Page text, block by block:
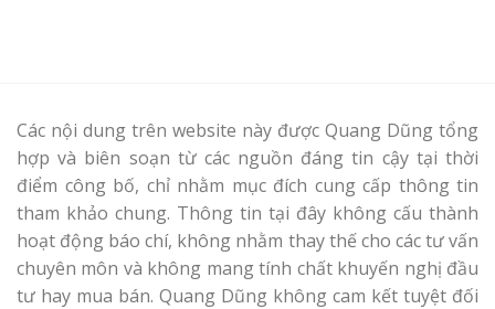
Các nội dung trên website này được Quang Dũng tổng
hợp và biên soạn từ các nguồn đáng tin cậy tại thời
điểm công bố, chỉ nhằm mục đích cung cấp thông tin
tham khảo chung. Thông tin tại đây không cấu thành
hoạt động báo chí, không nhằm thay thế cho các tư vấn
chuyên môn và không mang tính chất khuyến nghị đầu
tư hay mua bán. Quang Dũng không cam kết tuyệt đối